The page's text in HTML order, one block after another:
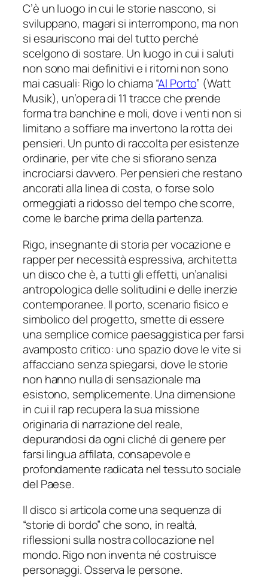
C’è un luogo in cui le storie nascono, si
sviluppano, magari si interrompono, ma non
si esauriscono mai del tutto perché
scelgono di sostare. Un luogo in cui i saluti
non sono mai definitivi e i ritorni non sono
mai casuali: Rigo lo chiama “Al Porto” (Watt
Musik), un’opera di 11 tracce che prende
forma tra banchine e moli, dove i venti non si
limitano a soffiare ma invertono la rotta dei
pensieri. Un punto di raccolta per esistenze
ordinarie, per vite che si sfiorano senza
incrociarsi davvero. Per pensieri che restano
ancorati alla linea di costa, o forse solo
ormeggiati a ridosso del tempo che scorre,
come le barche prima della partenza.
Rigo, insegnante di storia per vocazione e
rapper per necessità espressiva, architetta
un disco che è, a tutti gli effetti, un’analisi
antropologica delle solitudini e delle inerzie
contemporanee. Il porto, scenario fisico e
simbolico del progetto, smette di essere
una semplice cornice paesaggistica per farsi
avamposto critico: uno spazio dove le vite si
affacciano senza spiegarsi, dove le storie
non hanno nulla di sensazionale ma
esistono, semplicemente. Una dimensione
in cui il rap recupera la sua missione
originaria di narrazione del reale,
depurandosi da ogni cliché di genere per
farsi lingua affilata, consapevole e
profondamente radicata nel tessuto sociale
del Paese.
Il disco si articola come una sequenza di
“storie di bordo” che sono, in realtà,
riflessioni sulla nostra collocazione nel
mondo. Rigo non inventa né costruisce
personaggi. Osserva le persone.